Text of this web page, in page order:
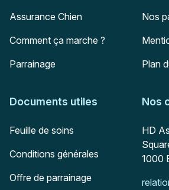
Assurance Chien
Comment ça marche ?
Parrainage
Nos
Plan
Documents utiles
Feuille de soins
Conditions générales
Offre de parrainage
Nos
HD
1000
Mail :